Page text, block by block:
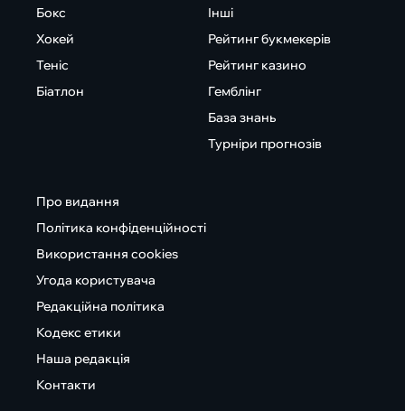
Бокс
Хокей
Теніс
Біатлон
Інші
Рейтинг букмекерів
Рейтинг казино
Гемблінг
База знань
Турніри прогнозів
Про видання
Політика конфіденційності
Використання cookies
Угода користувача
Редакційна політика
Кодекс етики
Наша редакція
Контакти